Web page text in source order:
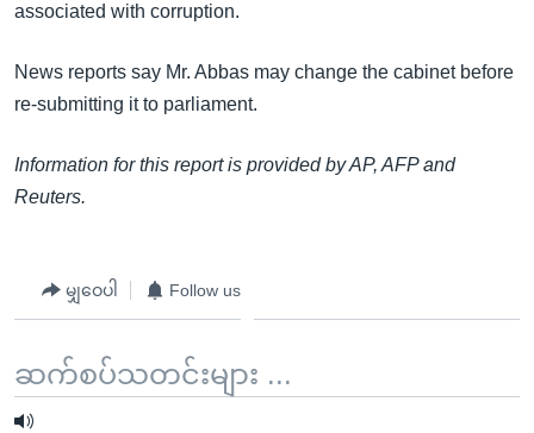
associated with corruption.
News reports say Mr. Abbas may change the cabinet before
re-submitting it to parliament.
Information for this report is provided by AP, AFP and
Reuters.
မျှဝေပါ Follow us
ဆက်စပ်သတင်းများ ...